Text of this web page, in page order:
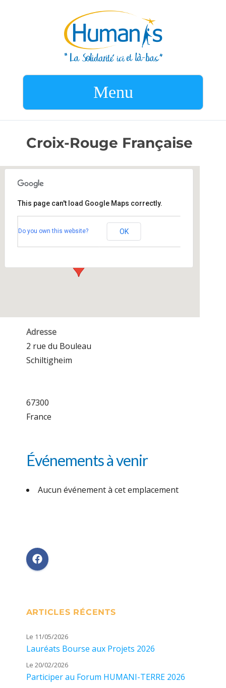
Menu
Croix-Rouge Française
2 rue du Bouleau - Schiltigheim
This page can't load Google Maps correctly.
Do you own this website? OK
Adresse
2 rue du Bouleau
Schiltigheim
67300
France
Événements à venir
Aucun événement à cet emplacement
ARTICLES RÉCENTS
Le 11/05/2026
Lauréats Bourse aux Projets 2026
Le 20/02/2026
Participer au Forum HUMANI-TERRE 2026